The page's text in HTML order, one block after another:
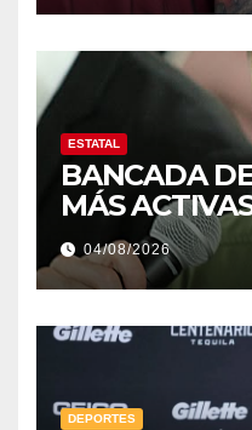
ESTATAL
BANCADA
MÁS
04/08/2026
DEPORTES